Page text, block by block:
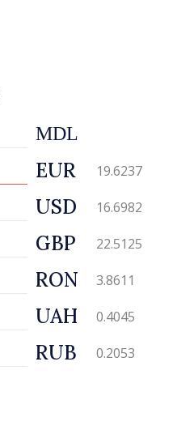
MDL
EUR 19.6237
USD 16.6982
GBP 22.5125
RON 3.8611
UAH 0.4045
RUB 0.2053